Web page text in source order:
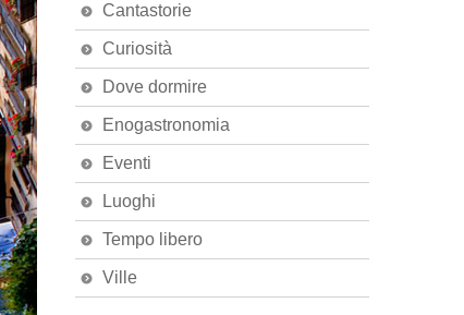
Cantastorie
Curiosità
Dove dormire
Enogastronomia
Eventi
Luoghi
Tempo libero
Ville